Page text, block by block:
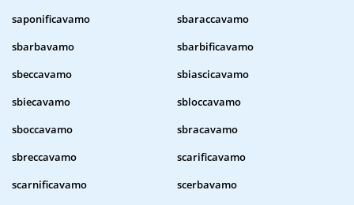
saponificavamo
sbaraccavamo
sbarbavamo
sbarbificavamo
sbeccavamo
sbiascicavamo
sbiecavamo
sbloccavamo
sboccavamo
sbracavamo
sbreccavamo
scarificavamo
scarnificavamo
scerbavamo